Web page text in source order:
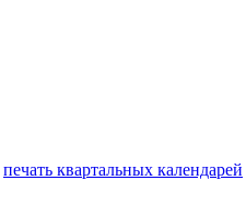
печать квартальных календарей